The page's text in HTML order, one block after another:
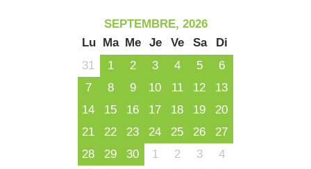
SEPTEMBRE, 2026
Lu
Ma Me Je Ve Sa
Di
31
1 2 3 4 5
6
7
8 9 10 11 12
13
14
15 16 17 18 19
20
21
22 23 24 25 26
27
28
29 30 1 2 3
4